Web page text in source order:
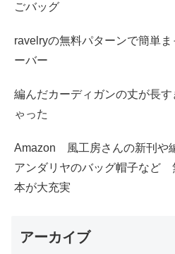
ごバッグ
ravelryの無料パターンで簡単
ーバー
編んだカーディガンの丈が長
ゃった
Amazon 風工房さんの新刊や
アンダリヤのバッグ帽子など
本が大充実
アーカイブ